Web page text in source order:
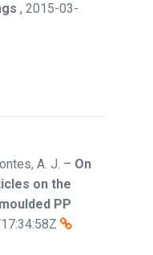
, 2015-03-
A. J. – On
on the
PP